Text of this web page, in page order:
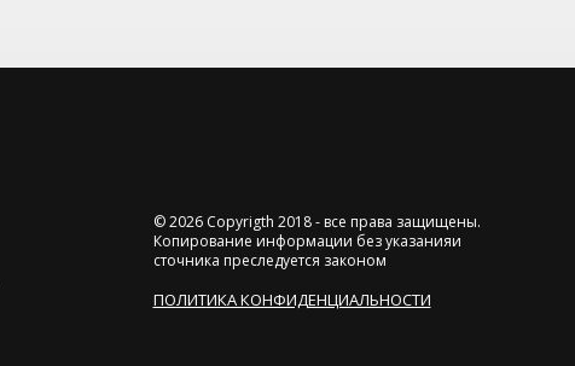
© 2026 Copyrigth 2018 - все права защищены.
Копирование информации без указанияи
сточника преследуется законом
ПОЛИТИКА КОНФИДЕНЦИАЛЬНОСТИ